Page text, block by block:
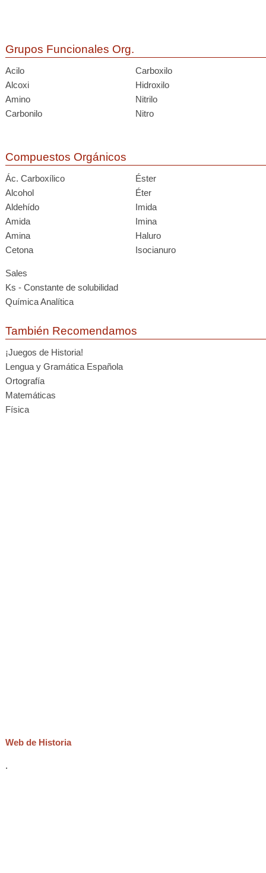
Grupos Funcionales Org.
Acilo
Carboxilo
Alcoxi
Hidroxilo
Amino
Nitrilo
Carbonilo
Nitro
Compuestos Orgánicos
Ác. Carboxílico
Éster
Alcohol
Éter
Aldehído
Imida
Amida
Imina
Amina
Haluro
Cetona
Isocianuro
Sales
Ks - Constante de solubilidad
Química Analítica
También Recomendamos
¡Juegos de Historia!
Lengua y Gramática Española
Ortografía
Matemáticas
Física
Web de Historia
.